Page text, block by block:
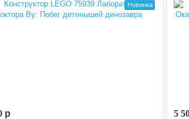
Новинка
p 5